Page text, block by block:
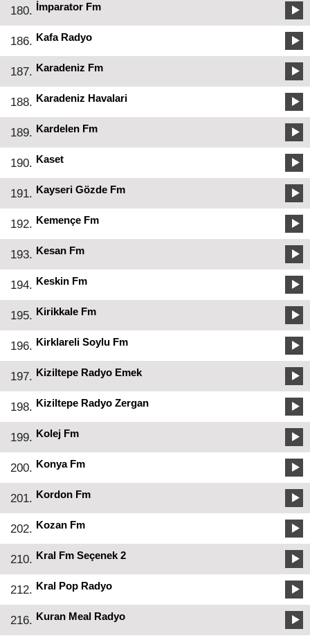
180. İmparator Fm
186. Kafa Radyo
187. Karadeniz Fm
188. Karadeniz Havalari
189. Kardelen Fm
190. Kaset
191. Kayseri Gözde Fm
192. Kemençe Fm
193. Kesan Fm
194. Keskin Fm
195. Kirikkale Fm
196. Kirklareli Soylu Fm
197. Kiziltepe Radyo Emek
198. Kiziltepe Radyo Zergan
199. Kolej Fm
200. Konya Fm
201. Kordon Fm
202. Kozan Fm
210. Kral Fm Seçenek 2
212. Kral Pop Radyo
216. Kuran Meal Radyo